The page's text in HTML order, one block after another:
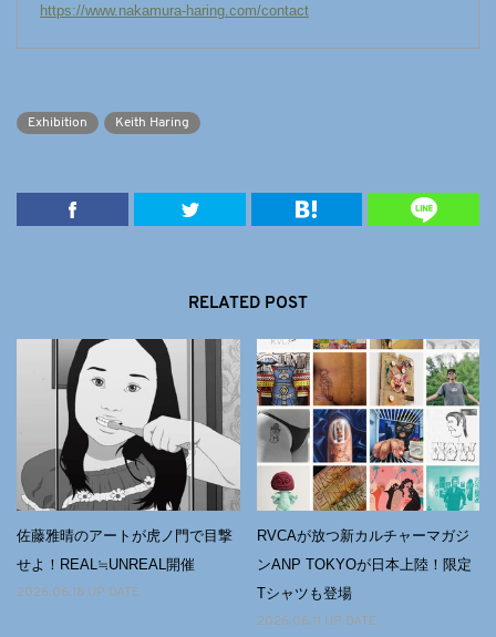
https://www.nakamura-haring.com/contact
Exhibition Keith Haring
RELATED POST
佐藤雅晴のアートが虎ノ門で目撃
せよ！REAL≒UNREAL開催
2026.06.18 UP DATE
RVCAが放つ新カルチャーマガジ
ンANP TOKYOが日本上陸！限定
Tシャツも登場
2026.06.11 UP DATE